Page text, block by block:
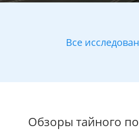
Все
Обзоры тайного